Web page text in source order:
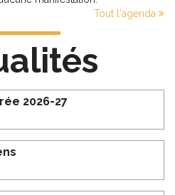
Tout l'agenda
2026-27